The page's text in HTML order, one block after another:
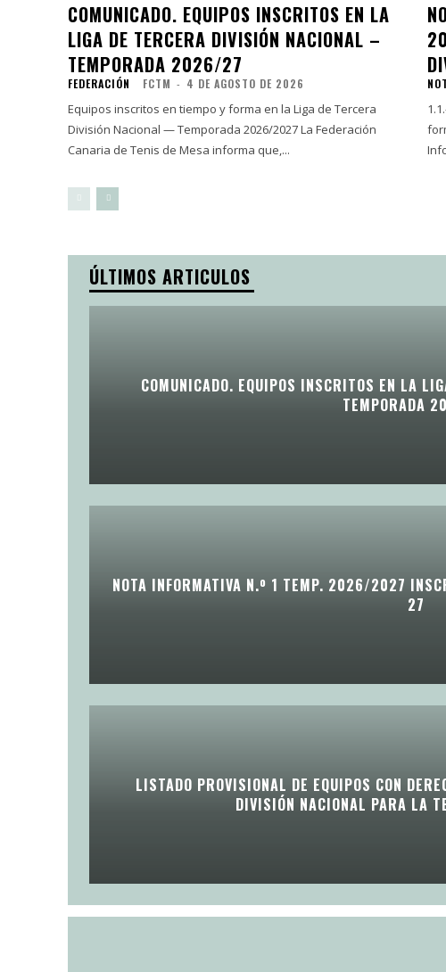
COMUNICADO. EQUIPOS INSCRITOS EN LA
LIGA DE TERCERA DIVISIÓN NACIONAL –
TEMPORADA 2026/27
FEDERACIÓN FCTM - 4 DE AGOSTO DE 2026
Equipos inscritos en tiempo y forma en la Liga de Tercera
División Nacional — Temporada 2026/2027 La Federación
Canaria de Tenis de Mesa informa que,...
ÚLTIMOS ARTICULOS
COMUNICADO. EQUIPOS INSCRITOS EN LA
TEMPORADA
NOTA INFORMATIVA N.º 1 TEMP. 2026/2027
27
LISTADO PROVISIONAL DE EQUIPOS CON
DIVISIÓN NACIONAL PARA LA